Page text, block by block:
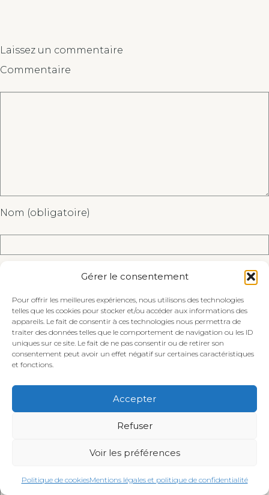
Gérer le consentement
Pour offrir les meilleures expériences, nous utilisons des technologies
telles que les cookies pour stocker et/ou accéder aux informations des
appareils. Le fait de consentir à ces technologies nous permettra de
traiter des données telles que le comportement de navigation ou les ID
uniques sur ce site. Le fait de ne pas consentir ou de retirer son
consentement peut avoir un effet négatif sur certaines caractéristiques
et fonctions.
Accepter
Refuser
Voir les préférences
Politique de cookiesMentions légales et politique de confidentialité
Laissez un commentaire
Commentaire
Nom (obligatoire)
Site Web
Enregistrer mon nom, mon e-mail et mon site dans
le navigateur pour mon prochain commentaire.
Are you human? Please solve: